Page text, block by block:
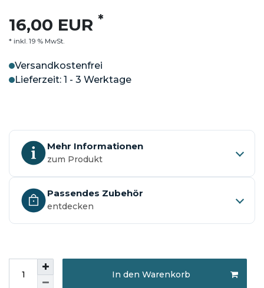
16,00 EUR *
* inkl. 19 % MwSt.
Versandkostenfrei
Lieferzeit: 1 - 3 Werktage
Mehr Informationen
zum Produkt
Passendes Zubehör
entdecken
In den Warenkorb